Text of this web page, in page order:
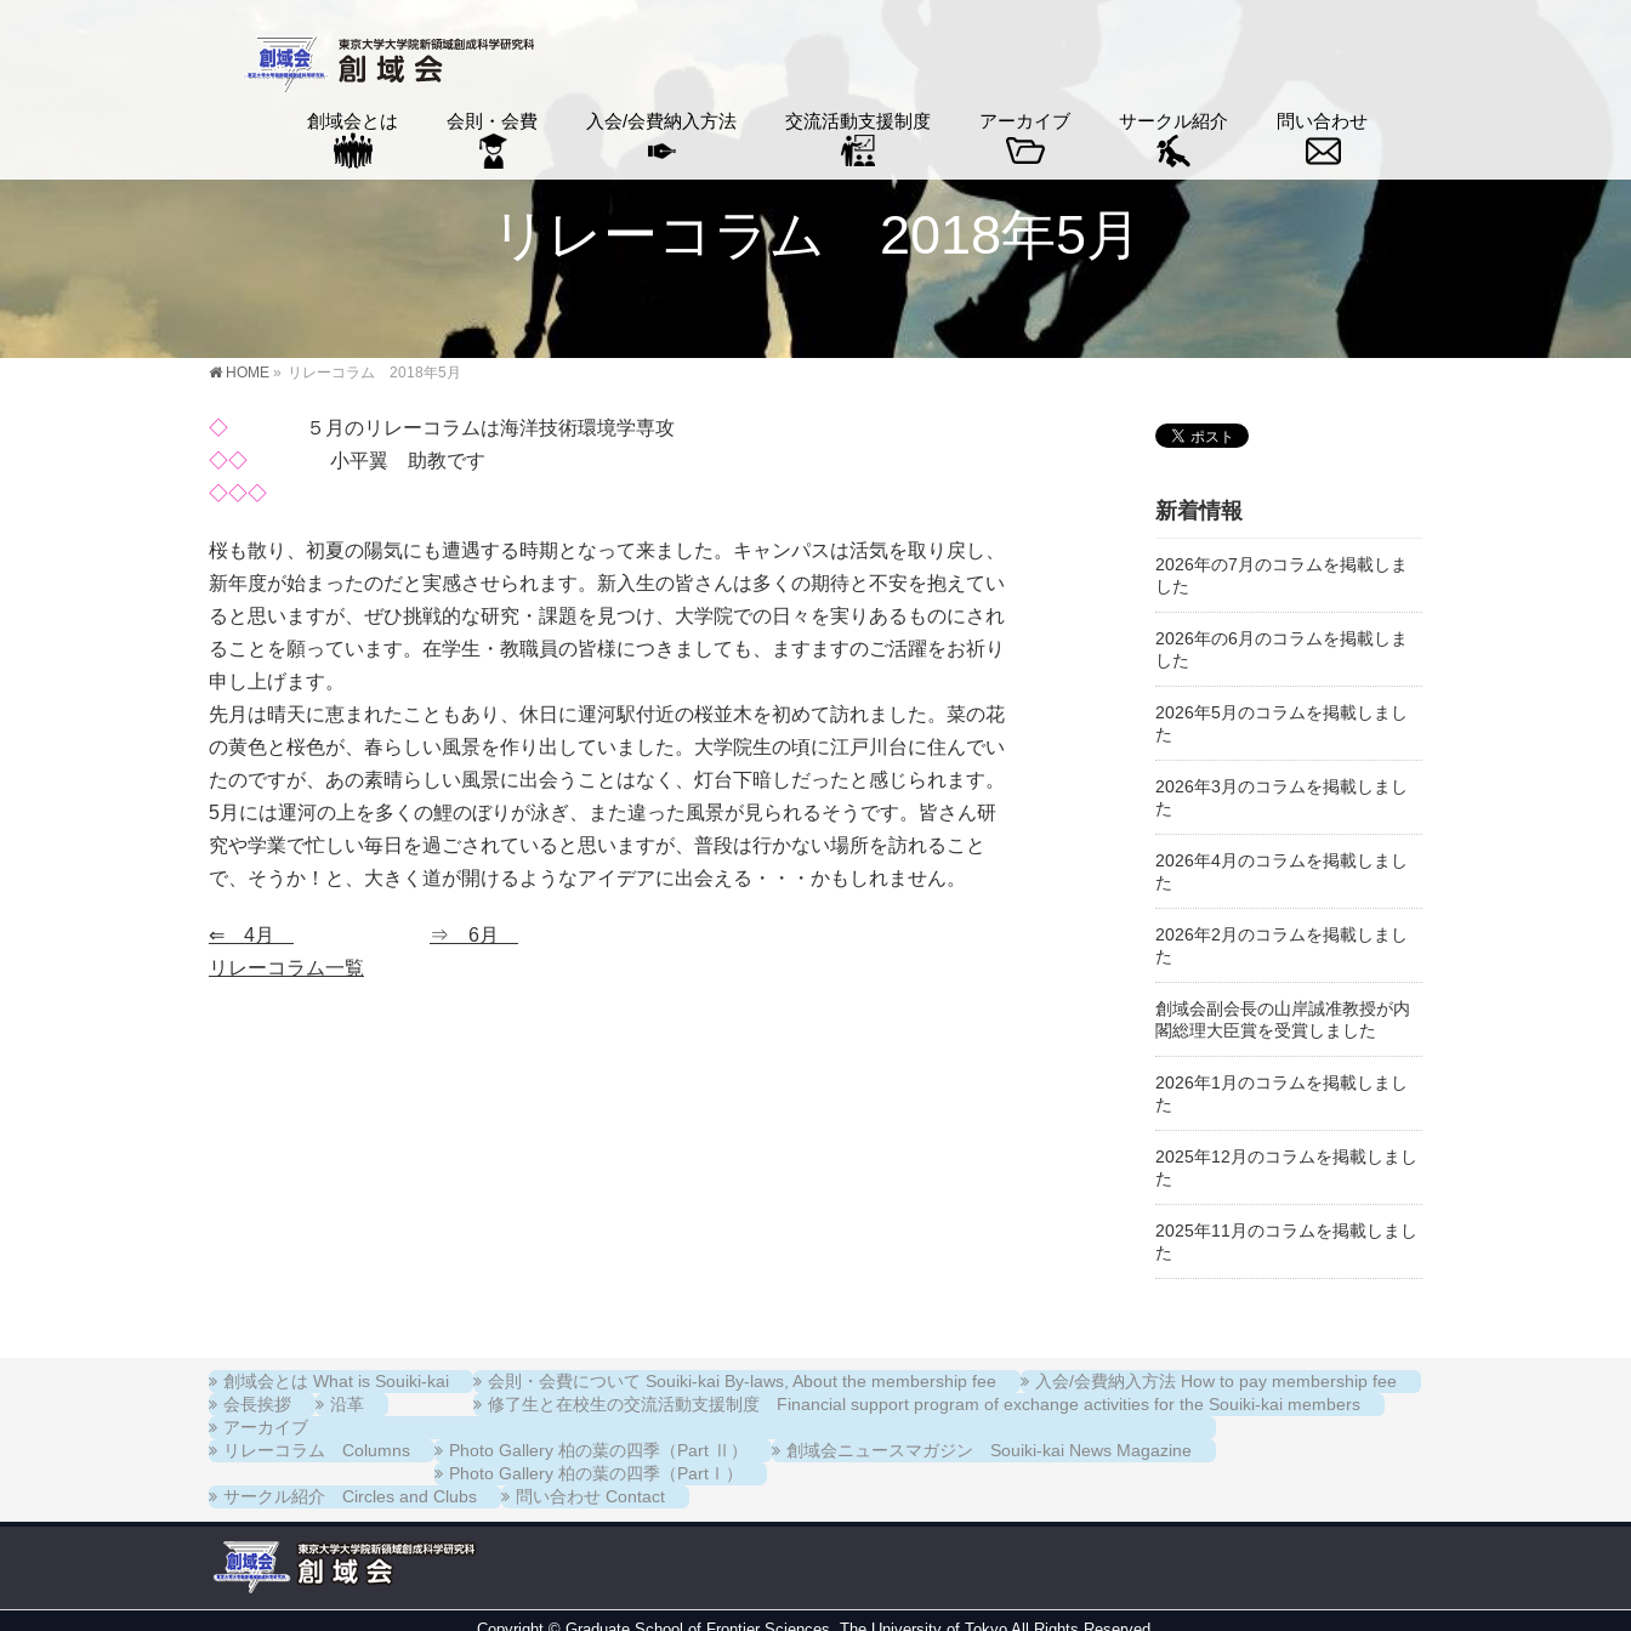
創域会とは 会則・会費 入会/会費納入方法 交流活動支援制度 アーカイブ サークル紹介 問い合わせ
リレーコラム 2018年5月
HOME » リレーコラム 2018年5月
◇ ５月のリレーコラムは海洋技術環境学専攻
◇◇ 小平翼 助教です
◇◇◇
桜も散り、初夏の陽気にも遭遇する時期となって来ました。キャンパスは活気を取り戻し、
新年度が始まったのだと実感させられます。新入生の皆さんは多くの期待と不安を抱えてい
ると思いますが、ぜひ挑戦的な研究・課題を見つけ、大学院での日々を実りあるものにされ
ることを願っています。在学生・教職員の皆様につきましても、ますますのご活躍をお祈り
申し上げます。
先月は晴天に恵まれたこともあり、休日に運河駅付近の桜並木を初めて訪れました。菜の花
の黄色と桜色が、春らしい風景を作り出していました。大学院生の頃に江戸川台に住んでい
たのですが、あの素晴らしい風景に出会うことはなく、灯台下暗しだったと感じられます。
5月には運河の上を多くの鯉のぼりが泳ぎ、また違った風景が見られるそうです。皆さん研
究や学業で忙しい毎日を過ごされていると思いますが、普段は行かない場所を訪れること
で、そうか！と、大きく道が開けるようなアイデアに出会える・・・かもしれません。
⇐ 4月
⇒ 6月
リレーコラム一覧
新着情報
2026年の7月のコラムを掲載しま
した
2026年の6月のコラムを掲載しま
した
2026年5月のコラムを掲載しまし
た
2026年3月のコラムを掲載しまし
た
2026年4月のコラムを掲載しまし
た
2026年2月のコラムを掲載しまし
た
創域会副会長の山岸誠准教授が内
閣総理大臣賞を受賞しました
2026年1月のコラムを掲載しまし
た
2025年12月のコラムを掲載しまし
た
2025年11月のコラムを掲載しまし
た
創域会とは What is Souiki-kai
会長挨拶
沿革
会則・会費について Souiki-kai By-laws, About the membership fee
入会/会費納入方法 How to pay membership fee
修了生と在校生の交流活動支援制度 Financial support program of exchange activities for the Souiki-kai members
アーカイブ
リレーコラム Columns
Photo Gallery 柏の葉の四季（Part Ⅱ）
Photo Gallery 柏の葉の四季（PartⅠ）
創域会ニュースマガジン Souiki-kai News Magazine
サークル紹介 Circles and Clubs 問い合わせ Contact